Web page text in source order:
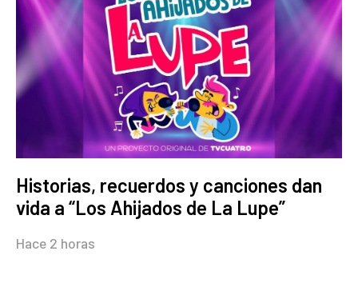
Historias, recuerdos y canciones dan
vida a “Los Ahijados de La Lupe”
Hace 2 horas